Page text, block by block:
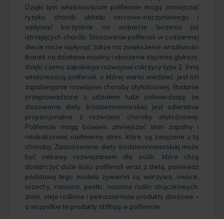
Dzięki tym właściwościom polifenole mogą zmniejszać
ryzyko chorób układu sercowo-naczyniowego i
wpływać korzystnie na wsparcie leczenia już
istniejących chorób. Stosowanie polifenoli w codziennej
diecie może wpłynąć, także na zwiększenie wrażliwości
tkanek na działanie insuliny i obniżenie stężenia glukozy,
dzięki czemu zapobiega rozwojowi cukrzycy typu 2. Inną
właściwością polifenoli, o której warto wiedzieć, jest ich
zapobieganie rozwojowi choroby otyłościowej. Badanie
przeprowadzone z udziałem ludzi potwierdzają, że
stosowanie diety śródziemnomorskiej jest odwrotnie
proporcjonalne z rozwojem choroby otyłościowej.
Polifenole mogą bowiem zmniejszać stan zapalny i
neutralizować nadmierny stres, które są związane z tą
chorobą. Zastosowanie diety śródziemnomorskiej może
być ciekawy rozwiązaniem dla osób, które chcą
dostarczyć duże ilości polifenoli wraz z dietą, ponieważ
podstawą tego modelu żywienia są warzywa, owoce,
orzechy, nasiona, pestki, nasiona roślin strączkowych,
zioła, oleje roślinne i pełnoziarniste produkty zbożowe –
a wszystkie te produkty obfitują w polifenole.